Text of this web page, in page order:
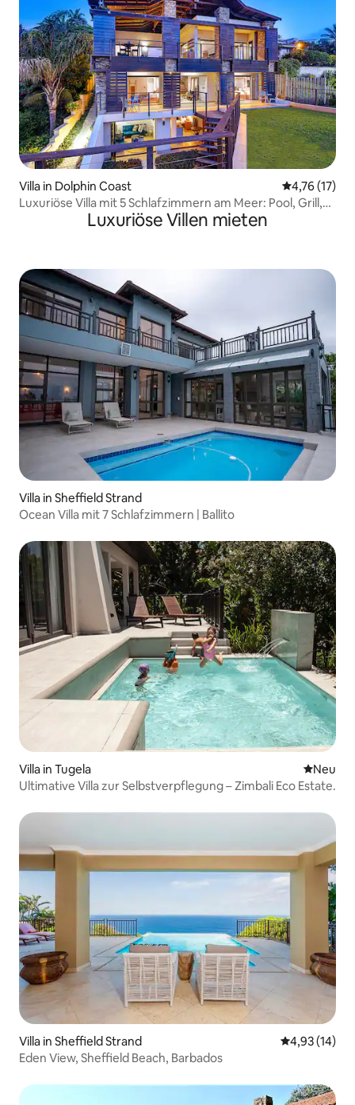
Villa in Dolphin Coast
4,76 (17)
Luxuriöse Villa mit 5 Schlafzimmern am Meer: Pool, Grill,
Luxuriöse Villen mieten
Villa in Sheffield Strand
Ocean Villa mit 7 Schlafzimmern | Ballito
Villa in Tugela Neue
Neu
Ultimative Villa zur Selbstverpflegung – Zimbali Eco Estate.
Villa in Sheffield Strand
4,93 (14)
Eden View, Sheffield Beach, Barbados